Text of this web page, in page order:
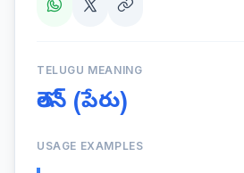
TELUGU MEANING
లోరెన్ (పేరు)
USAGE EXAMPLES